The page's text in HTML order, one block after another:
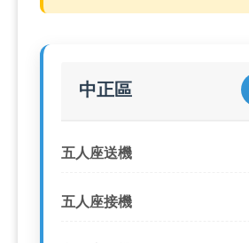
中正區
五人座送機
五人座接機